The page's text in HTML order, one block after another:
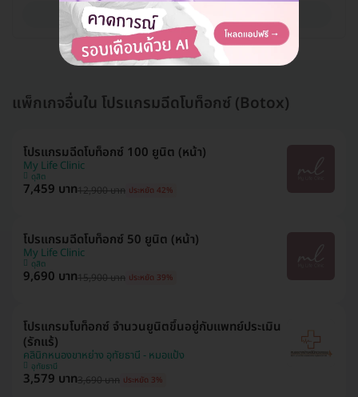
ดูรายละเอียด
แพ็กเกจอื่นใน โปรแกรมฉีดโบท็อกซ์ (Botox)
โปรแกรมฉีดโบท็อกซ์ 100 ยูนิต (หน้า)
My Life Clinic
ดุสิต
7,459 บาท12,900 บาท ประหยัด 42%
โปรแกรมฉีดโบท็อกซ์ 50 ยูนิต (หน้า)
My Life Clinic
ดุสิต
9,690 บาท15,900 บาท ประหยัด 39%
โปรแกรมโบท็อกซ์ จำนวนยูนิตขึ้นอยู่กับแพทย์ประเมิน
(รักแร้)
คลินิกหนองขาหย่าง อุทัยธานี - หมอแป้ง
อุทัยธานี
3,579 บาท3,690 บาท ประหยัด 3%